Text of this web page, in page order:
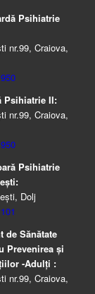
Psihiatrie
nr.99, Craiova,
Psihiatrie II:
nr.99, Craiova,
Psihiatrie
Dolj
de Sănătate
Prevenirea şi
-Adulţi :
nr.99, Craiova,